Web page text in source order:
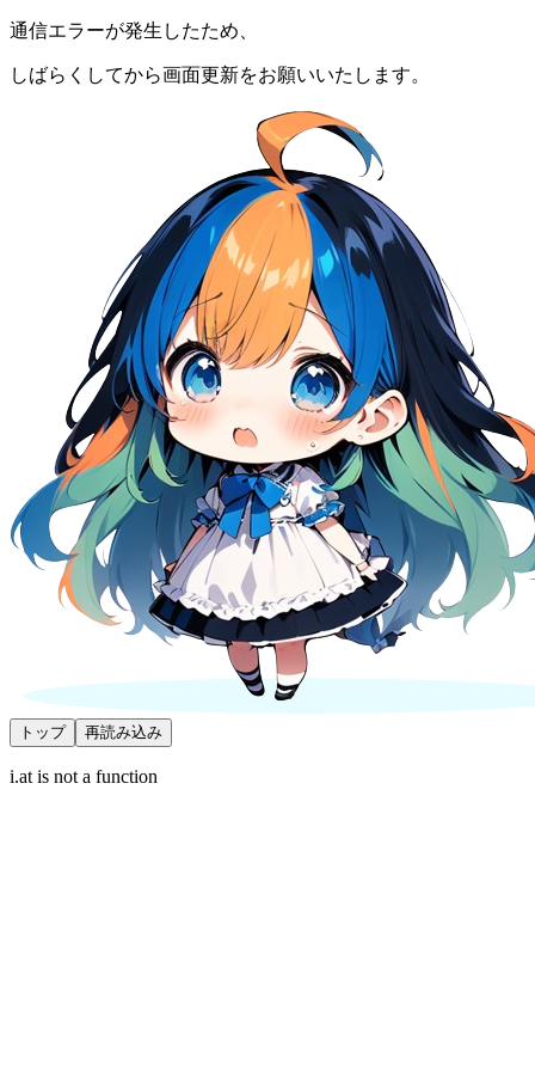
通信エラーが発生したため、
しばらくしてから画面更新をお願いいたします。
トップ 再読み込み
i.at is not a function